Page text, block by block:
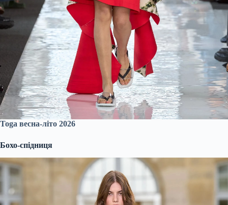
Toga весна-літо 2026
Бохо-спідниця